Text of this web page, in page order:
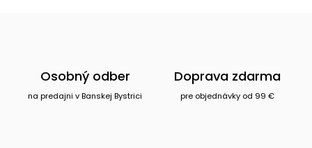
Osobný odber
na predajni v Banskej Bystrici
Doprava zdarma
pre objednávky od 99 €